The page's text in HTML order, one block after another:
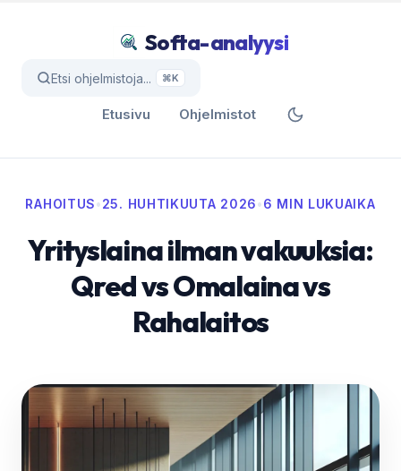
Softa-analyysi
Etsi ohjelmistoja... ⌘K
Etusivu Ohjelmistot
RAHOITUS•25. HUHTIKUUTA 2026•6 MIN LUKUAIKA
Yrityslaina ilman vakuuksia:
Qred vs Omalaina vs
Rahalaitos